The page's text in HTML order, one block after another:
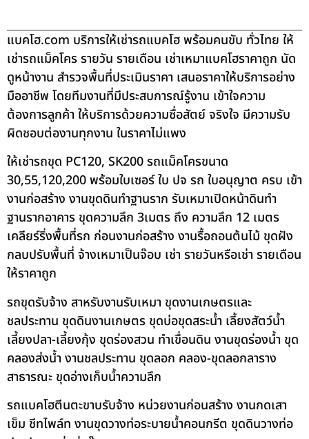
แบคโฮ.com บริการให้เช่ารถแบคโฮ พร้อมคนขับ ทั่วไทย ให้
เช่ารถแม็คโคร รายวัน รายเดือน เช่าเหมาแบคโฮราคาถูก นัด
ดูหน้างาน สำรวจพื้นที่ประเมินราคา เสนอราคาให้บริการอย่าง
มืออาชีพ โดยทีมงานที่มีประสบการณ์รู้งาน เข้าใจความ
ต้องการลูกค้า ให้บริการด้วยความซื่อสัตย์ จริงใจ มีความรับ
ผิดชอบต่องานทุกงาน ในราคาไม่แพง
ให้เช่ารถขุด PC120, SK200 รถแม็คโครขนาด
30,55,120,200 พร้อมใบเซอร์ ใบ ปจ รถ ใบอนุญาต ครบ เข้า
งานก่อสร้าง งานขุดดินทำฐานราก รับเหมาเปิดหน้าดินทำ
ฐานรากอาคาร ขุดความลึก 3เมตร ถึง ความลึก 12 เมตร
เคลียร์ริ่งพื้นที่รก ก่อนงานก่อสร้าง งานรื้อถอนต้นไม้ ขุดฝัง
กลบปรับพื้นที่ จ้างเหมาเป็นจ๊อบ เช่า รายวันหรือเช่า รายเดือน
ให้ราคาถูก
รถขุดรับจ้าง สาหรับงานรับเหมา ขุดงานเกษตรและ
ชลประทาน ขุดดินงานเกษตร ขุดบ่อขุดสระน้ำ เลี้ยงสัตว์น้ำ
เลี้ยงปลา-เลี้ยงกุ้ง ขุดร่องสวน ทำเขื่อนดิน งานขุดร่องน้ำ ขุด
คลองส่งน้ำ งานชลประทาน ขุดลอก คลอง-ขุดลอกลาราง
สาธารณะ ขุดอ่างเก็บน้ำความลึก
รถแบคโฮตีนตะขาบรับจ้าง หน่วยงานก่อนสร้าง งานกดเสา
เข็ม ชีทไพล์ท งานขุดวางท่อระบายน้ำคอนกรีต ขุดดินวางท่อ